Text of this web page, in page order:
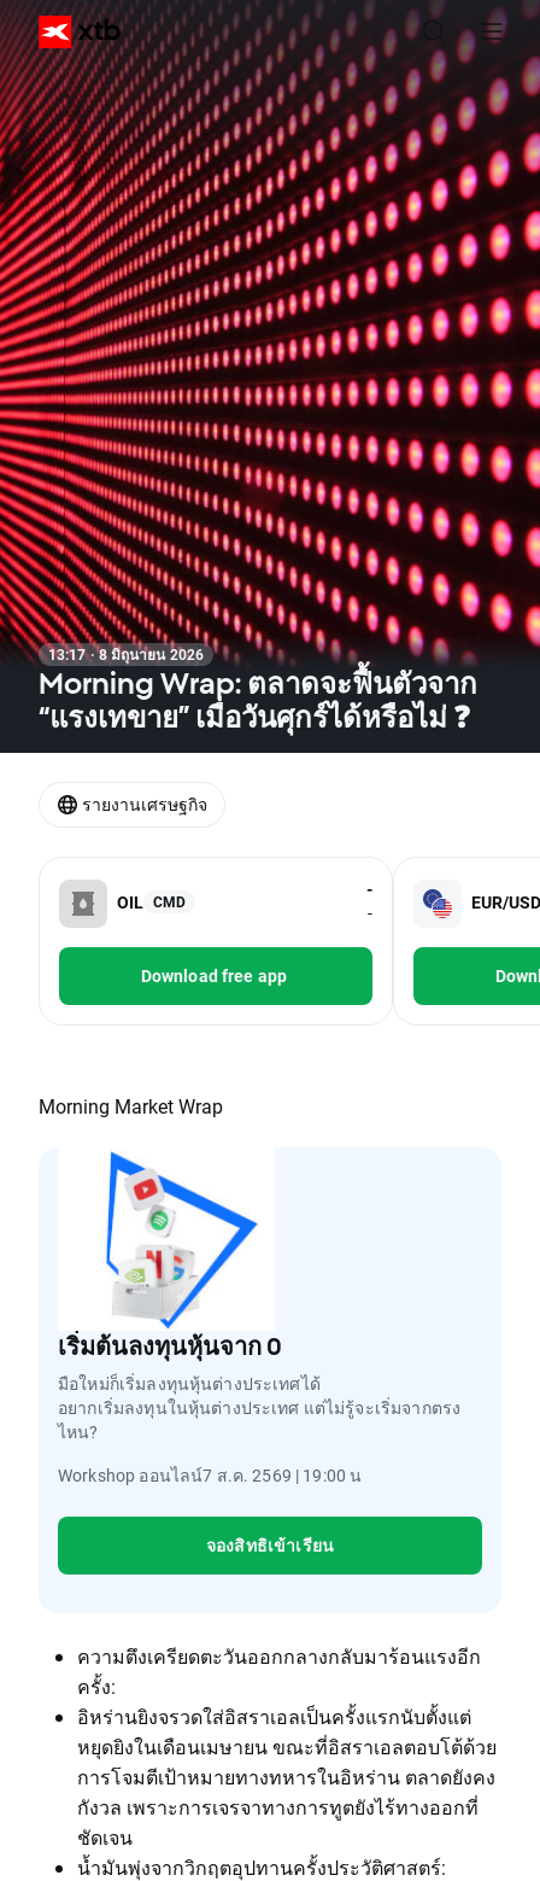
13:17 · 8 มิถุนายน 2026
Morning Wrap: ตลาดจะฟื้นตัวจาก
“แรงเทขาย” เมื่อวันศุกร์ได้หรือไม่ ❓
OIL CMD
-
-
Download free app
EUR/USD
Morning Market Wrap
เริ่มต้นลงทุนหุ้นจาก 0
มือใหม่ก็เริ่มลงทุนหุ้นต่างประเทศได้
อยากเริ่มลงทุนในหุ้นต่างประเทศ แต่ไม่รู้จะเริ่มจากตรง
ไหน?
Workshop ออนไลน์7 ส.ค. 2569 | 19:00 น
จองสิทธิเข้าเรียน
ความตึงเครียดตะวันออกกลางกลับมาร้อนแรงอีก
ครั้ง:
อิหร่านยิงจรวดใส่อิสราเอลเป็นครั้งแรกนับตั้งแต่
หยุดยิงในเดือนเมษายน ขณะที่อิสราเอลตอบโต้ด้วย
การโจมตีเป้าหมายทางทหารในอิหร่าน ตลาดยังคง
กังวล เพราะการเจรจาทางการทูตยังไร้ทางออกที่
ชัดเจน
น้ำมันพุ่งจากวิกฤตอุปทานครั้งประวัติศาสตร์:
รายงานเศรษฐกิจ